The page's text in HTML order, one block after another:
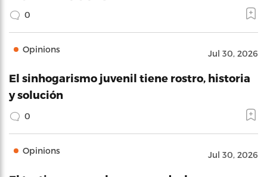
0
Opinions Jul 30, 2026
El sinhogarismo juvenil tiene rostro, historia
y solución
0
Opinions Jul 30, 2026